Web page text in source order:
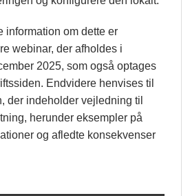
information om dette er
webinar, der afholdes i
2025, som også optages
Endvidere henvises til
der indeholder vejledning til
herunder eksempler på
og afledte konsekvenser